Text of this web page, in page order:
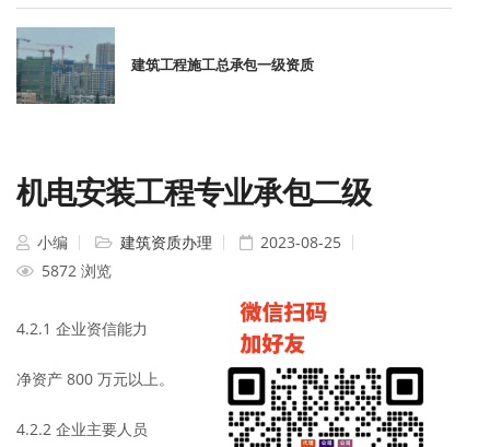
建筑工程施工总承包一级资质
机电安装工程专业承包二级
小编 建筑资质办理
2023-08-25
5872 浏览
4.2.1 企业资信能力
净资产 800 万元以上。
4.2.2 企业主要人员